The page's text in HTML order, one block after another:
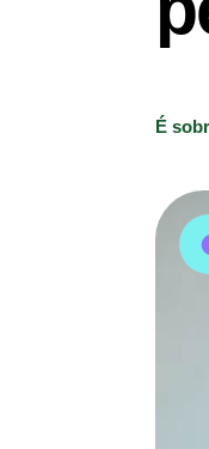
É